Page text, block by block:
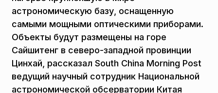
астрономическую базу, оснащенную
самыми мощными оптическими приборами.
Объекты будут размещены на горе
Сайшитенг в северо-западной провинции
Цинхай, рассказал South China Morning Post
ведущий научный сотрудник Национальной
астрономической обсерватории Китая